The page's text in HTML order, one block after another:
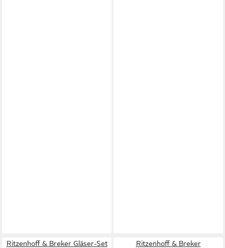
Ritzenhoff & Breker Gläser-Set
Ritzenhoff & Breker